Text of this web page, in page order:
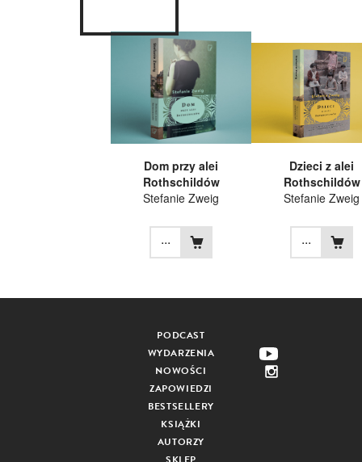
Dom przy alei
Rothschildów
Stefanie Zweig
...
Dzieci z alei
Rothschildów
Stefanie Zweig
...
PODCAST
WYDARZENIA
NOWOŚCI
ZAPOWIEDZI
BESTSELLERY
KSIĄŻKI
AUTORZY